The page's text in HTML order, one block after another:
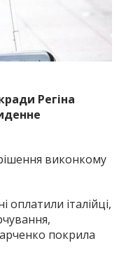
про події
та області.
Регіна
виконкому
італійці,
покрила